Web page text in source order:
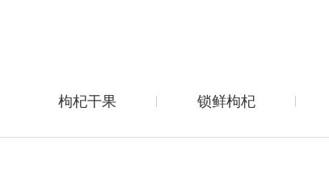
枸杞干果 锁鲜枸杞